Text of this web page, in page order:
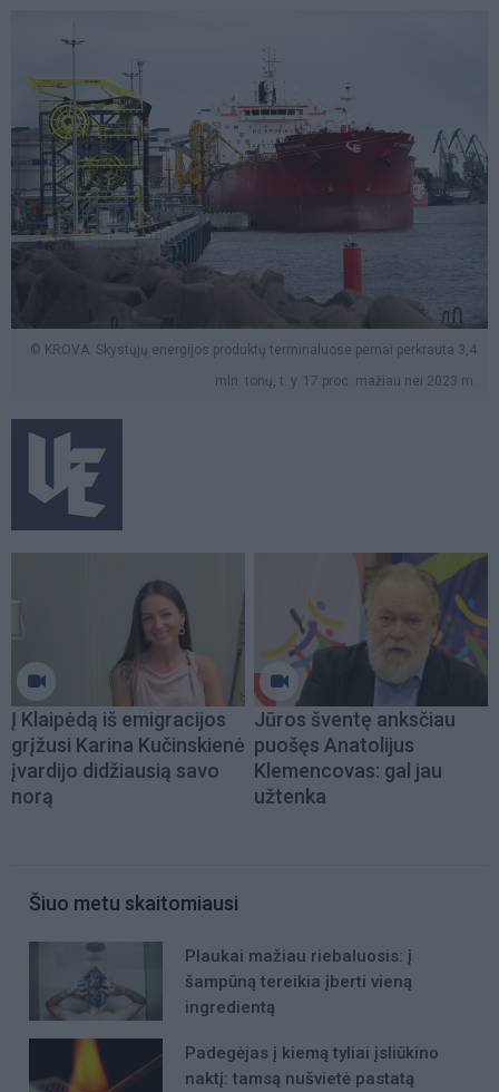
© KROVA. Skystųjų energijos produktų terminaluose pernai perkrauta 3,4
mln. tonų, t. y. 17 proc. mažiau nei 2023 m.
Į Klaipėdą iš emigracijos
grįžusi Karina Kučinskienė
įvardijo didžiausią savo
norą
Jūros šventę anksčiau
puošęs Anatolijus
Klemencovas: gal jau
užtenka
Šiuo metu skaitomiausi
Plaukai mažiau riebaluosis: į
šampūną tereikia įberti vieną
ingredientą
Padegėjas į kiemą tyliai įsliūkino
naktį: tamsą nušvietė pastatą